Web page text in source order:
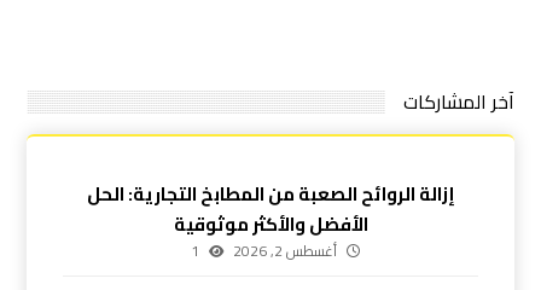
آخر المشاركات
إزالة الروائح الصعبة من المطابخ التجارية: الحل
الأفضل والأكثر موثوقية
أغسطس 2, 2026 1